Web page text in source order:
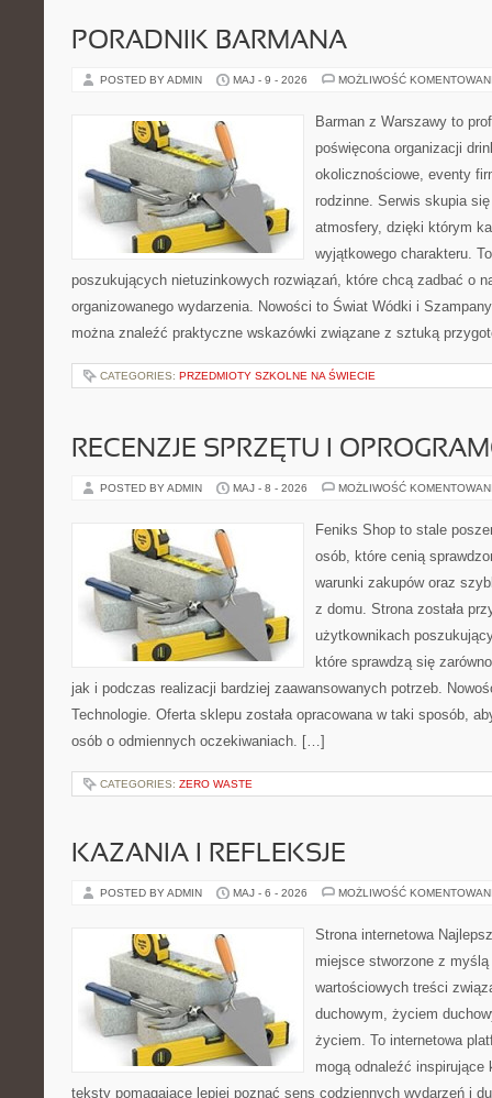
PORADNIK BARMANA
POSTED BY ADMIN MAJ - 9 - 2026 MOŻLIWOŚĆ
Barman z Warszawy to
poświęcona organizacji
okolicznościowe, eventy
rodzinne. Serwis skupia
atmosfery, dzięki którym
wyjątkowego charakteru.
poszukujących nietuzinkowych rozwiązań, które chcą zadbać o
organizowanego wydarzenia. Nowości to Świat Wódki i
można znaleźć praktyczne wskazówki związane z sztuką
CATEGORIES: PRZEDMIOTY SZKOLNE NA ŚWIECIE
RECENZJE SPRZĘTU I
POSTED BY ADMIN MAJ - 8 - 2026 MOŻLIWOŚĆ
Feniks Shop to stale
osób, które cenią
warunki zakupów oraz
z domu. Strona została
użytkownikach
które sprawdzą się
jak i podczas realizacji bardziej zaawansowanych potrzeb.
Technologie. Oferta sklepu została opracowana w taki sposób,
osób o odmiennych oczekiwaniach. […]
CATEGORIES: ZERO WASTE
KAZANIA I REFLEKSJE
POSTED BY ADMIN MAJ - 6 - 2026 MOŻLIWOŚĆ
Strona internetowa
miejsce stworzone z
wartościowych treści
duchowym, życiem
życiem. To internetowa
mogą odnaleźć inspirujące
teksty pomagające lepiej poznać sens codziennych wydarzeń i